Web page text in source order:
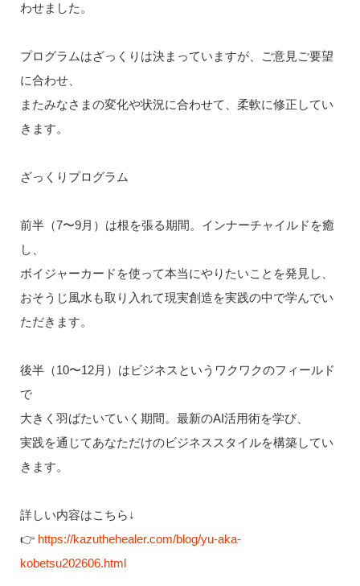
わせました。
プログラムはざっくりは決まっていますが、ご意見ご要望
に合わせ、
またみなさまの変化や状況に合わせて、柔軟に修正してい
きます。
ざっくりプログラム
前半（7〜9月）は根を張る期間。インナーチャイルドを癒
し、
ボイジャーカードを使って本当にやりたいことを発見し、
おそうじ風水も取り入れて現実創造を実践の中で学んでい
ただきます。
後半（10〜12月）はビジネスというワクワクのフィールド
で
大きく羽ばたいていく期間。最新のAI活用術を学び、
実践を通じてあなただけのビジネススタイルを構築してい
きます。
詳しい内容はこちら↓
👉 https://kazuthehealer.com/blog/yu-aka-
kobetsu202606.html